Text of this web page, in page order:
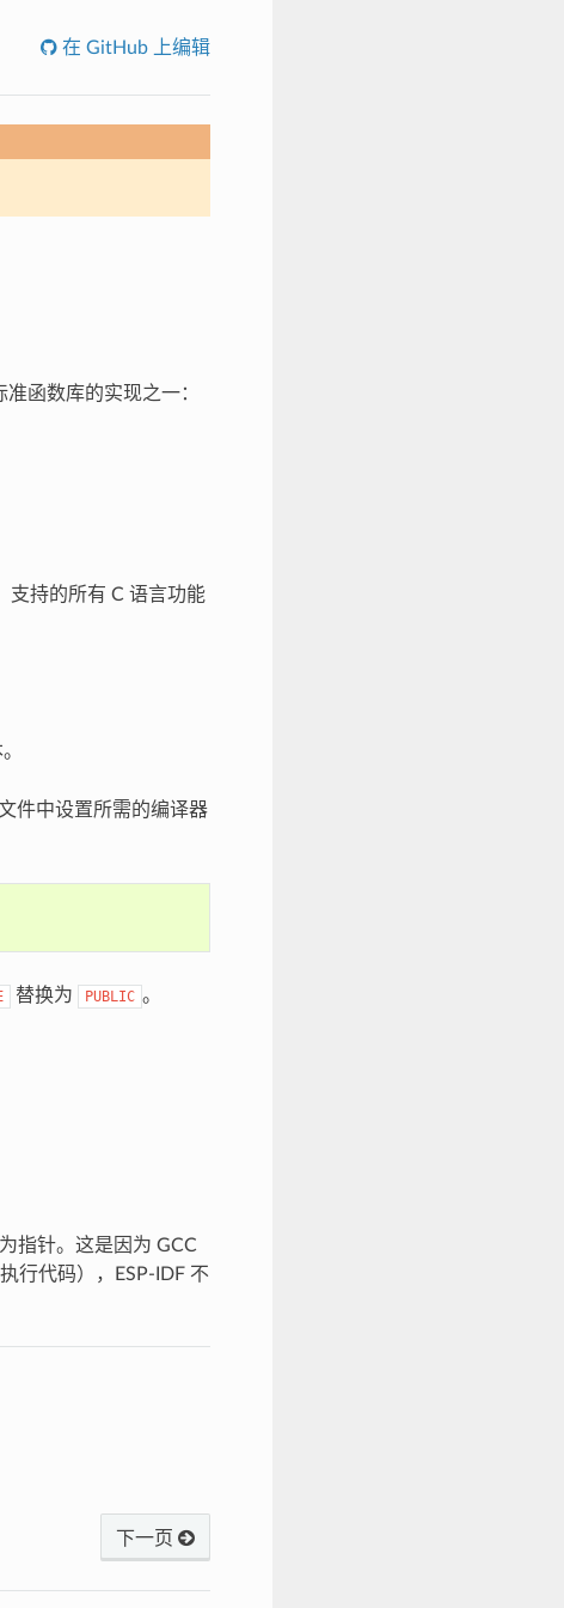
在 GitHub 上编辑
函数库的实现之一：
支持的所有 C 语言功能
件中设置所需的编译器
替换为 PUBLIC 。
指针。这是因为 GCC
行代码），ESP-IDF 不
下一页